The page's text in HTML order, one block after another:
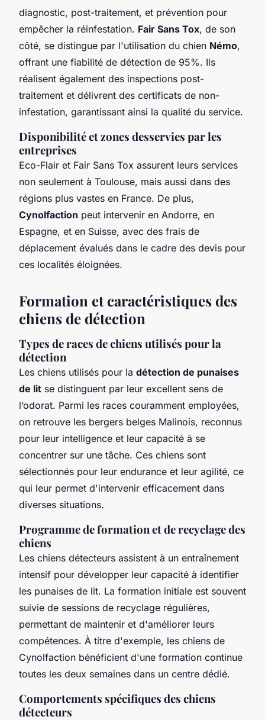
diagnostic, post-traitement, et prévention pour
empêcher la réinfestation. Fair Sans Tox, de son
côté, se distingue par l'utilisation du chien Némo,
offrant une fiabilité de détection de 95%. Ils
réalisent également des inspections post-
traitement et délivrent des certificats de non-
infestation, garantissant ainsi la qualité du service.
Disponibilité et zones desservies par les
entreprises
Eco-Flair et Fair Sans Tox assurent leurs services
non seulement à Toulouse, mais aussi dans des
régions plus vastes en France. De plus,
Cynolfaction peut intervenir en Andorre, en
Espagne, et en Suisse, avec des frais de
déplacement évalués dans le cadre des devis pour
ces localités éloignées.
Formation et caractéristiques des
chiens de détection
Types de races de chiens utilisés pour la
détection
Les chiens utilisés pour la détection de punaises
de lit se distinguent par leur excellent sens de
l’odorat. Parmi les races couramment employées,
on retrouve les bergers belges Malinois, reconnus
pour leur intelligence et leur capacité à se
concentrer sur une tâche. Ces chiens sont
sélectionnés pour leur endurance et leur agilité, ce
qui leur permet d'intervenir efficacement dans
diverses situations.
Programme de formation et de recyclage des
chiens
Les chiens détecteurs assistent à un entraînement
intensif pour développer leur capacité à identifier
les punaises de lit. La formation initiale est souvent
suivie de sessions de recyclage régulières,
permettant de maintenir et d'améliorer leurs
compétences. À titre d'exemple, les chiens de
Cynolfaction bénéficient d'une formation continue
toutes les deux semaines dans un centre dédié.
Comportements spécifiques des chiens
détecteurs